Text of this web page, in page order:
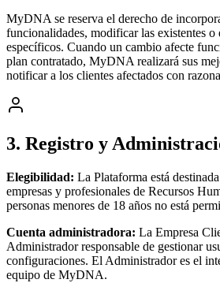
MyDNA se reserva el derecho de
funcionalidades, modificar las existentes o
específicos. Cuando un cambio afecte
plan contratado, MyDNA realizará sus
notificar a los clientes afectados con
3. Registro y
Elegibilidad: La Plataforma está
empresas y profesionales de Recursos
personas menores de 18 años no está
Cuenta administradora: La Empresa
Administrador responsable de gestionar
configuraciones. El Administrador es el
equipo de MyDNA.